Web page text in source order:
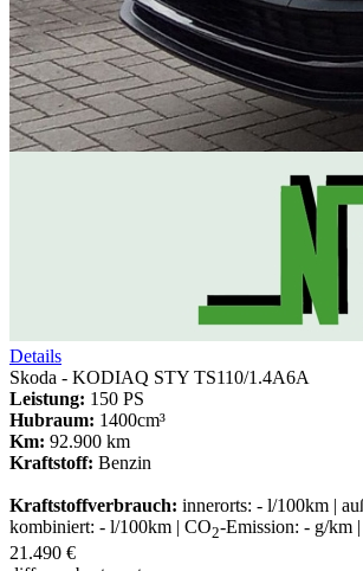
Details
Skoda - KODIAQ STY TS110/1.4A6A
Leistung: 150 PS
Hubraum: 1400cm³
Km: 92.900 km
Kraftstoff: Benzin
Kraftstoffverbrauch: innerorts: - l/100km |
kombiniert: - l/100km | CO2-Emission: - g/km
21.490 €